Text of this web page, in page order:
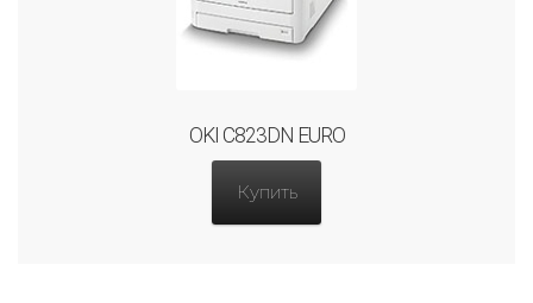
OKI C823DN EURO
Купить